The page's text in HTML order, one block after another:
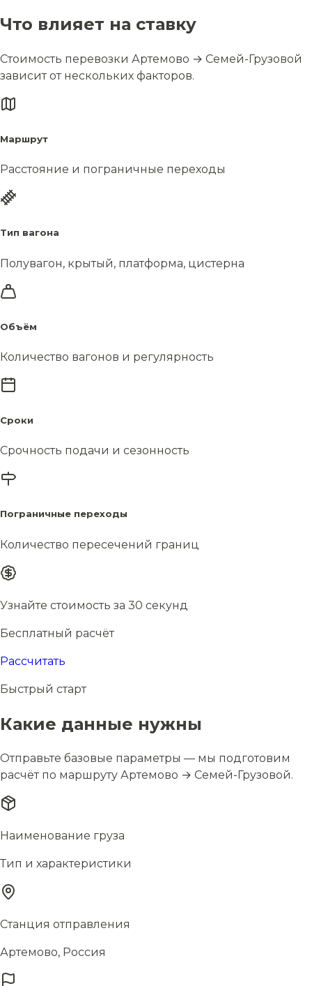
Что влияет на ставку
Стоимость перевозки Артемово → Семей-Грузовой
зависит от нескольких факторов.
Маршрут
Расстояние и пограничные переходы
Тип вагона
Полувагон, крытый, платформа, цистерна
Объём
Количество вагонов и регулярность
Сроки
Срочность подачи и сезонность
Пограничные переходы
Количество пересечений границ
Узнайте стоимость за 30 секунд
Бесплатный расчёт
Рассчитать
Быстрый старт
Какие данные нужны
Отправьте базовые параметры — мы подготовим
расчёт по маршруту Артемово → Семей-Грузовой.
Наименование груза
Тип и характеристики
Станция отправления
Артемово, Россия